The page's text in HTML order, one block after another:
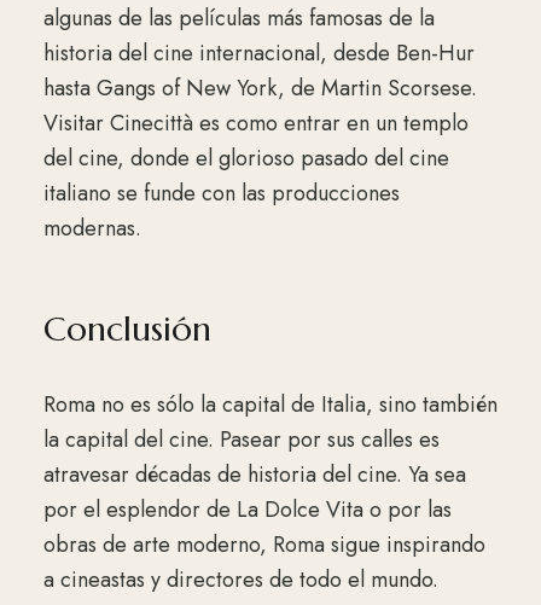
algunas de las películas más famosas de la
historia del cine internacional, desde Ben-Hur
hasta Gangs of New York, de Martin Scorsese.
Visitar Cinecittà es como entrar en un templo
del cine, donde el glorioso pasado del cine
italiano se funde con las producciones
modernas.
Conclusión
Roma no es sólo la capital de Italia, sino también
la capital del cine. Pasear por sus calles es
atravesar décadas de historia del cine. Ya sea
por el esplendor de La Dolce Vita o por las
obras de arte moderno, Roma sigue inspirando
a cineastas y directores de todo el mundo.